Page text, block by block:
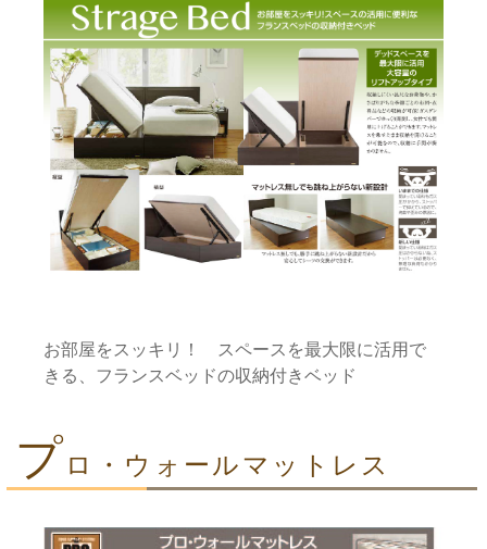
お部屋をスッキリ！ スペースを最大限に活用で
きる、フランスベッドの収納付きベッド
プ ロ・ウォールマットレス